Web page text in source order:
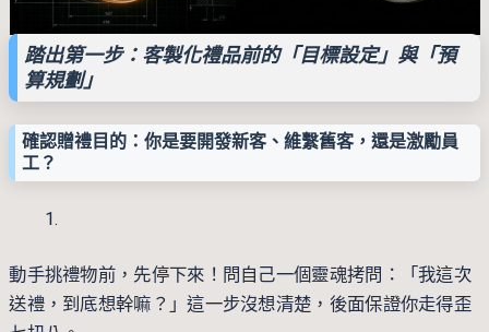
踏出第一步：客製化禮品前的「目標設定」與「預
算規劃」
確認贈禮目的：你是要開發新客、維繫舊客，還是激勵員
工？
動手挑禮物前，先停下來！問自己一個靈魂拷問：「我這次
送禮，到底想幹嘛？」這一步沒想清楚，後面保證你走得歪